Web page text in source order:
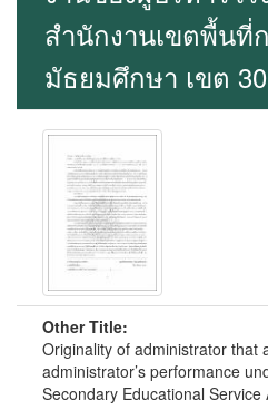
สำนักงานเขตพื้นที่
มัธยมศึกษา เขต 30
Other Title:
Originality of administrator that
administrator’s performance
Secondary Educational Service